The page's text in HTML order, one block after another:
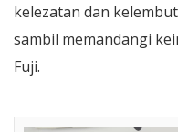
kelezatan dan
sambil memandangi
Fuji.